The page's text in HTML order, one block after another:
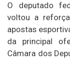
O deputado
voltou a
apostas
da principal
Câmara dos